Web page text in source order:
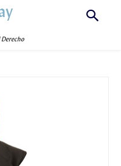
Derecho